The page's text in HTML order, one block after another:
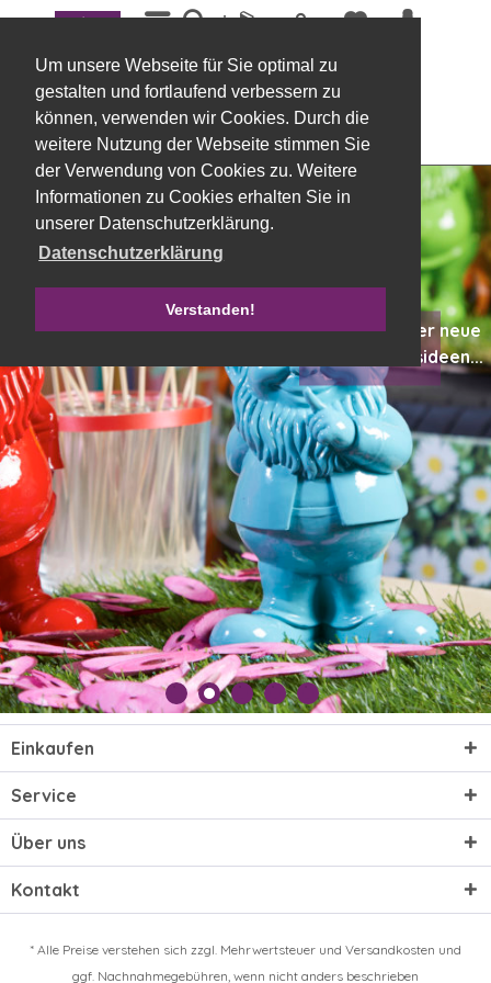
Um unsere Webseite für Sie optimal zu
gestalten und fortlaufend verbessern zu
können, verwenden wir Cookies. Durch die
weitere Nutzung der Webseite stimmen Sie
der Verwendung von Cookies zu. Weitere
Informationen zu Cookies erhalten Sie in
unserer Datenschutzerklärung.
Datenschutzerklärung
Verstanden!
Menü
Immer wieder neue
Dekorationsideen...
Einkaufen
Service
Über uns
Kontakt
* Alle Preise verstehen sich zzgl. Mehrwertsteuer und Versandkosten und
ggf. Nachnahmegebühren, wenn nicht anders beschrieben